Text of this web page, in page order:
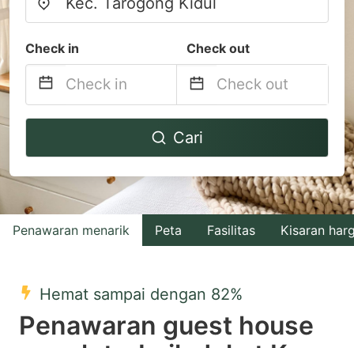
Check in Check out
Navigate
to
interact
with
the
select
a
Navigate
to
interact
with
the
select
a
Cari
Penawaran menarik Peta Fasilitas Kisaran
Hemat sampai dengan 82%
Penawaran guest house